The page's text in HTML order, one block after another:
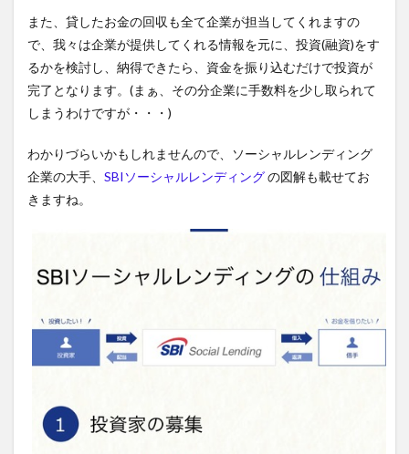
また、貸したお金の回収も全て企業が担当してくれますの
で、我々は企業が提供してくれる情報を元に、投資(融資)をす
るかを検討し、納得できたら、資金を振り込むだけで投資が
完了となります。(まぁ、その分企業に手数料を少し取られて
しまうわけですが・・・)
わかりづらいかもしれませんので、ソーシャルレンディング
企業の大手、 SBIソーシャルレンディングの図解も載せてお
きますね。